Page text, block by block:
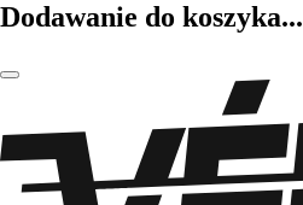
Dodawanie do koszyka...